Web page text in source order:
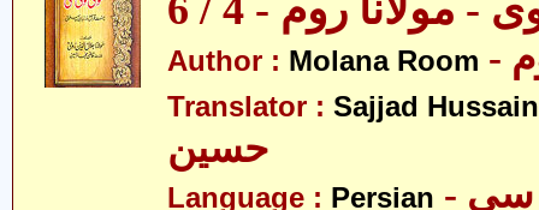
- مولانا روم - 4 / 6
Author : Molana Room
Translator : Sajjad Hussain
حسین
Language : Persian